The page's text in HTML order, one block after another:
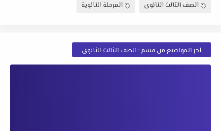
الصف الثالث الثانوى المرحلة الثانوية
أخر المواضيع من قسم : الصف الثالث الثانوى